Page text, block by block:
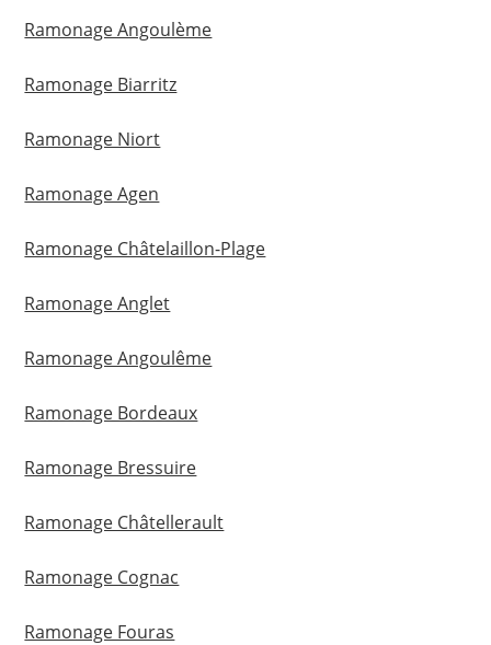
Ramonage Angoulème
Ramonage Biarritz
Ramonage Niort
Ramonage Agen
Ramonage Châtelaillon-Plage
Ramonage Anglet
Ramonage Angoulême
Ramonage Bordeaux
Ramonage Bressuire
Ramonage Châtellerault
Ramonage Cognac
Ramonage Fouras